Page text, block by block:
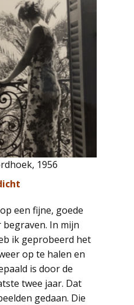
1956
een fijne, goede
In mijn
ik geprobeerd het
op te halen en
is door de
twee jaar. Dat
gedaan. Die